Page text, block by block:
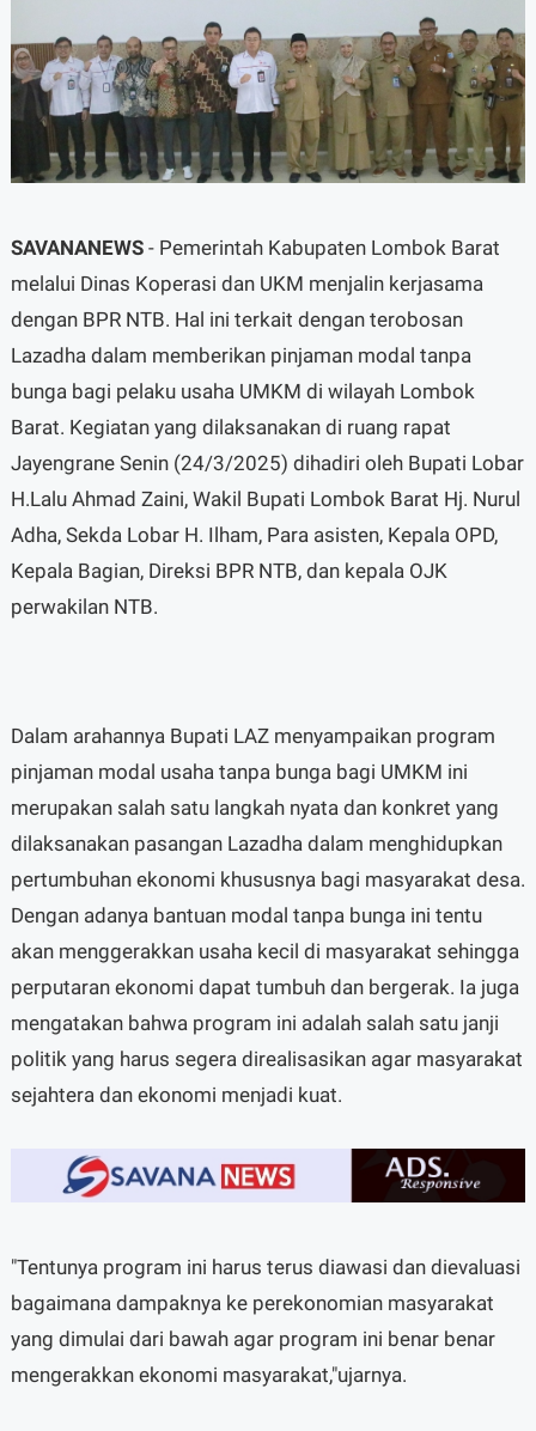
SAVANANEWS- Pemerintah Kabupaten Lombok Barat
melalui Dinas Koperasi dan UKM menjalin kerjasama
dengan BPR NTB. Hal ini terkait dengan terobosan
Lazadha dalam memberikan pinjaman modal tanpa
bunga bagi pelaku usaha UMKM di wilayah Lombok
Barat. Kegiatan yang dilaksanakan di ruang rapat
Jayengrane Senin (24/3/2025) dihadiri oleh Bupati Lobar
H.Lalu Ahmad Zaini, Wakil Bupati Lombok Barat Hj. Nurul
Adha, Sekda Lobar H. Ilham, Para asisten, Kepala OPD,
Kepala Bagian, Direksi BPR NTB, dan kepala OJK
perwakilan NTB.
Dalam arahannya Bupati LAZ menyampaikan program
pinjaman modal usaha tanpa bunga bagi UMKM ini
merupakan salah satu langkah nyata dan konkret yang
dilaksanakan pasangan Lazadha dalam menghidupkan
pertumbuhan ekonomi khususnya bagi masyarakat desa.
Dengan adanya bantuan modal tanpa bunga ini tentu
akan menggerakkan usaha kecil di masyarakat sehingga
perputaran ekonomi dapat tumbuh dan bergerak. Ia juga
mengatakan bahwa program ini adalah salah satu janji
politik yang harus segera direalisasikan agar masyarakat
sejahtera dan ekonomi menjadi kuat.
"Tentunya program ini harus terus diawasi dan dievaluasi
bagaimana dampaknya ke perekonomian masyarakat
yang dimulai dari bawah agar program ini benar benar
mengerakkan ekonomi masyarakat,"ujarnya.